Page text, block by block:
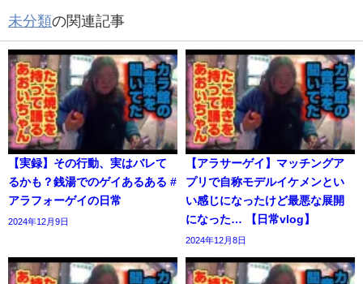
未分類の関連記事
【実録】その行動、実はバレて
るかも？銭湯でのゲイあるある #
アラフォーゲイの日常
2024年12月9日
【アラサーゲイ】マッチングア
プリで自称モデルイケメンとい
い感じになったけど最悪な展開
になった… 【日常vlog】
2024年12月8日